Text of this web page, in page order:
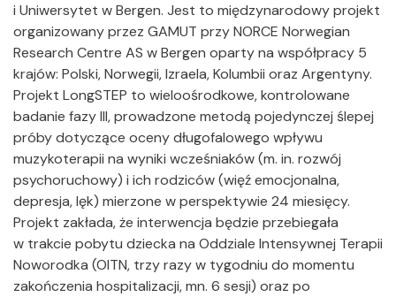
i Uniwersytet w Bergen. Jest to międzynarodowy projekt
organizowany przez GAMUT przy NORCE Norwegian
Research Centre AS w Bergen oparty na współpracy 5
krajów: Polski, Norwegii, Izraela, Kolumbii oraz Argentyny.
Projekt LongSTEP to wieloośrodkowe, kontrolowane
badanie fazy III, prowadzone metodą pojedynczej ślepej
próby dotyczące oceny długofalowego wpływu
muzykoterapii na wyniki wcześniaków (m. in. rozwój
psychoruchowy) i ich rodziców (więź emocjonalna,
depresja, lęk) mierzone w perspektywie 24 miesięcy.
Projekt zakłada, że interwencja będzie przebiegała
w trakcie pobytu dziecka na Oddziale Intensywnej Terapii
Noworodka (OITN, trzy razy w tygodniu do momentu
zakończenia hospitalizacji, mn. 6 sesji) oraz po